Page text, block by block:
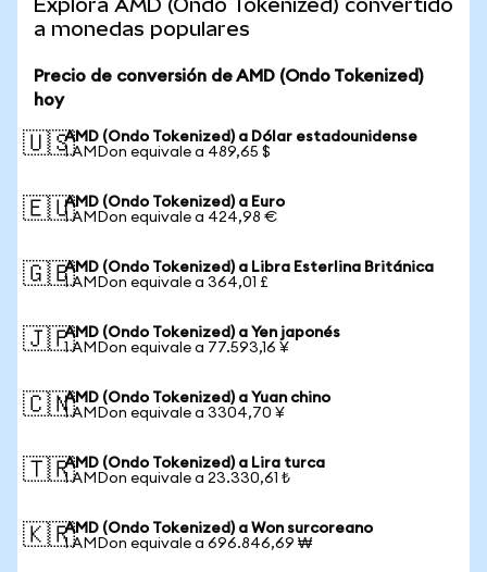
Explora AMD (Ondo Tokenized) convertido
a monedas populares
Precio de conversión de AMD (Ondo Tokenized)
hoy
🇺🇸AMD (Ondo Tokenized) a Dólar estadounidense
1 AMDon equivale a 489,65 $
🇪🇺AMD (Ondo Tokenized) a Euro
1 AMDon equivale a 424,98 €
🇬🇧AMD (Ondo Tokenized) a Libra Esterlina Británica
1 AMDon equivale a 364,01 £
🇯🇵AMD (Ondo Tokenized) a Yen japonés
1 AMDon equivale a 77.593,16 ¥
🇨🇳AMD (Ondo Tokenized) a Yuan chino
1 AMDon equivale a 3304,70 ¥
🇹🇷AMD (Ondo Tokenized) a Lira turca
1 AMDon equivale a 23.330,61 ₺
🇰🇷AMD (Ondo Tokenized) a Won surcoreano
1 AMDon equivale a 696.846,69 ₩